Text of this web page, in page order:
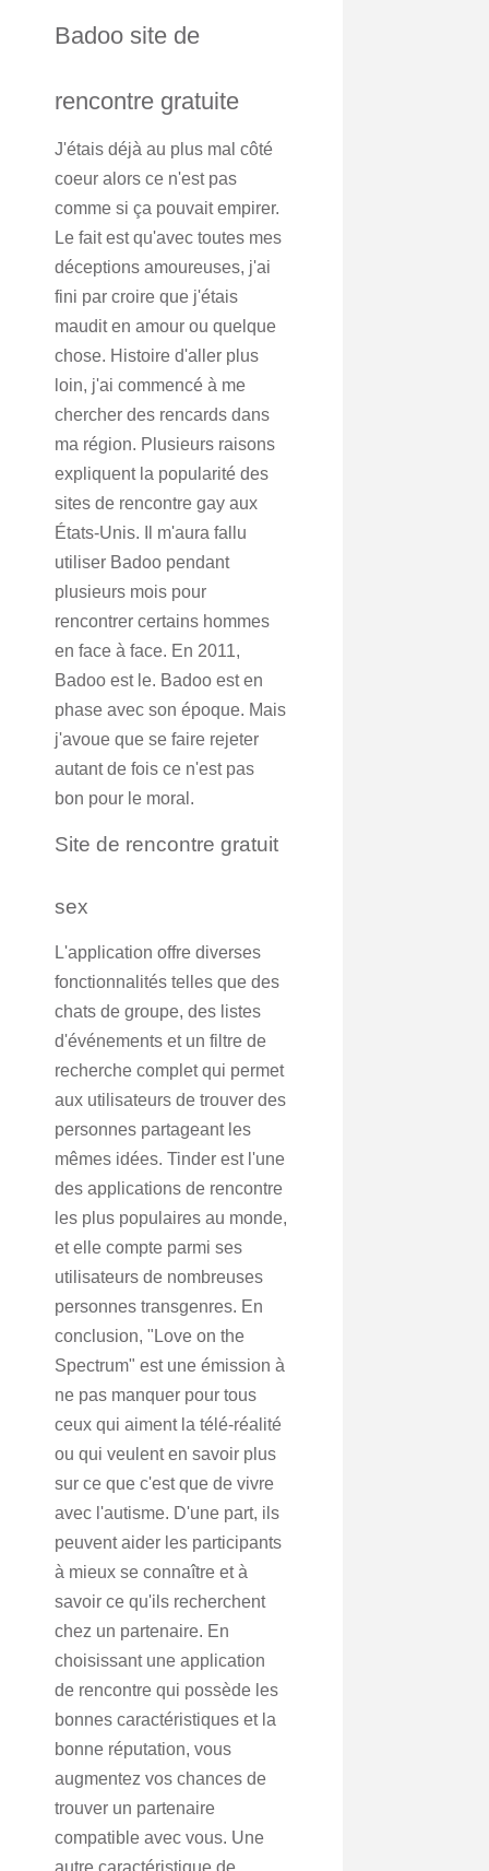
Badoo site de
rencontre gratuite
J'étais déjà au plus mal côté
coeur alors ce n'est pas
comme si ça pouvait empirer.
Le fait est qu'avec toutes mes
déceptions amoureuses, j'ai
fini par croire que j'étais
maudit en amour ou quelque
chose. Histoire d'aller plus
loin, j'ai commencé à me
chercher des rencards dans
ma région. Plusieurs raisons
expliquent la popularité des
sites de rencontre gay aux
États-Unis. Il m'aura fallu
utiliser Badoo pendant
plusieurs mois pour
rencontrer certains hommes
en face à face. En 2011,
Badoo est le. Badoo est en
phase avec son époque. Mais
j'avoue que se faire rejeter
autant de fois ce n'est pas
bon pour le moral.
Site de rencontre gratuit
sex
L'application offre diverses
fonctionnalités telles que des
chats de groupe, des listes
d'événements et un filtre de
recherche complet qui permet
aux utilisateurs de trouver des
personnes partageant les
mêmes idées. Tinder est l'une
des applications de rencontre
les plus populaires au monde,
et elle compte parmi ses
utilisateurs de nombreuses
personnes transgenres. En
conclusion, "Love on the
Spectrum" est une émission à
ne pas manquer pour tous
ceux qui aiment la télé-réalité
ou qui veulent en savoir plus
sur ce que c'est que de vivre
avec l'autisme. D'une part, ils
peuvent aider les participants
à mieux se connaître et à
savoir ce qu'ils recherchent
chez un partenaire. En
choisissant une application
de rencontre qui possède les
bonnes caractéristiques et la
bonne réputation, vous
augmentez vos chances de
trouver un partenaire
compatible avec vous. Une
autre caractéristique de